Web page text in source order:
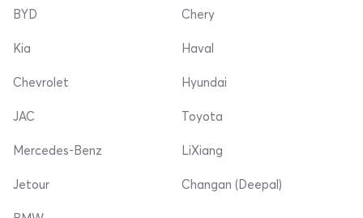
BYD
Kia
Chevrolet
Chery
Haval
Hyundai
JAC
Mercedes-Benz
Jetour
Toyota
LiXiang
Changan (Deepal)